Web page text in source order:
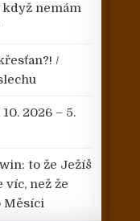
nemám
/
2026 – 5.
to že Ježíš
víc, než že
Měsíci